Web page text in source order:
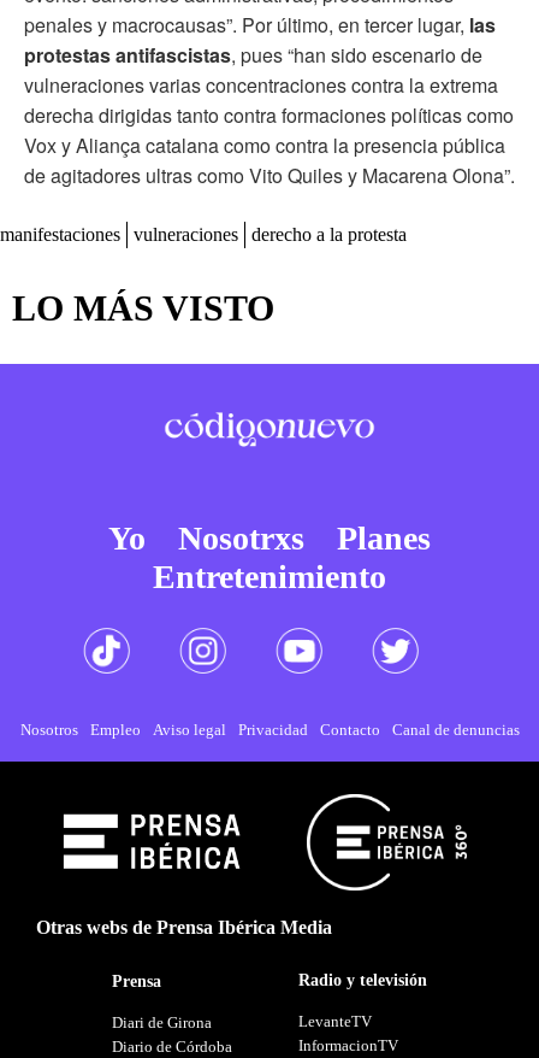
penales y macrocausas”. Por último, en tercer lugar, las
protestas antifascistas, pues “han sido escenario de
vulneraciones varias concentraciones contra la extrema
derecha dirigidas tanto contra formaciones políticas como
Vox y Aliança catalana como contra la presencia pública
de agitadores ultras como Vito Quiles y Macarena Olona”.
manifestaciones vulneraciones derecho a la protesta
LO MÁS VISTO
Yo Nosotrxs
Planes
Entretenimiento
Nosotros Empleo Aviso legal Privacidad Contacto Canal de denuncias
Otras webs de Prensa Ibérica Media
Prensa
Diari de Girona
Diario de Córdoba
Radio y televisión
LevanteTV
InformacionTV